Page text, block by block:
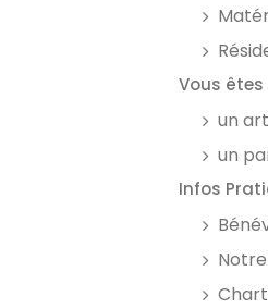
Vous êtes
un
un
Infos